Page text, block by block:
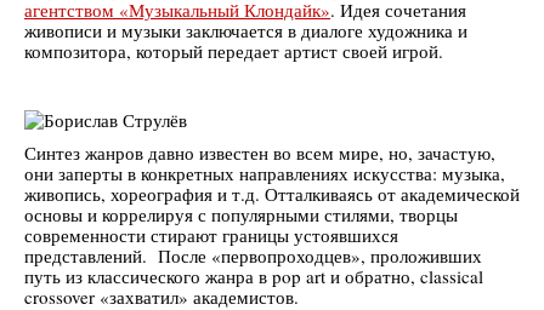
агентством «Музыкальный Клондайк». Идея сочетания
живописи и музыки заключается в диалоге художника и
композитора, который передает артист своей игрой.
Синтез жанров давно известен во всем мире, но, зачастую,
они заперты в конкретных направлениях искусства: музыка,
живопись, хореография и т.д. Отталкиваясь от академической
основы и коррелируя с популярными стилями, творцы
современности стирают границы устоявшихся
представлений. После «первопроходцев», проложивших
путь из классического жанра в pop art и обратно, classical
crossover «захватил» академистов.